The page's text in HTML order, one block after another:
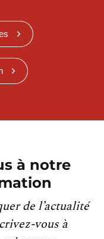
à notre
de l’actualité
vous à